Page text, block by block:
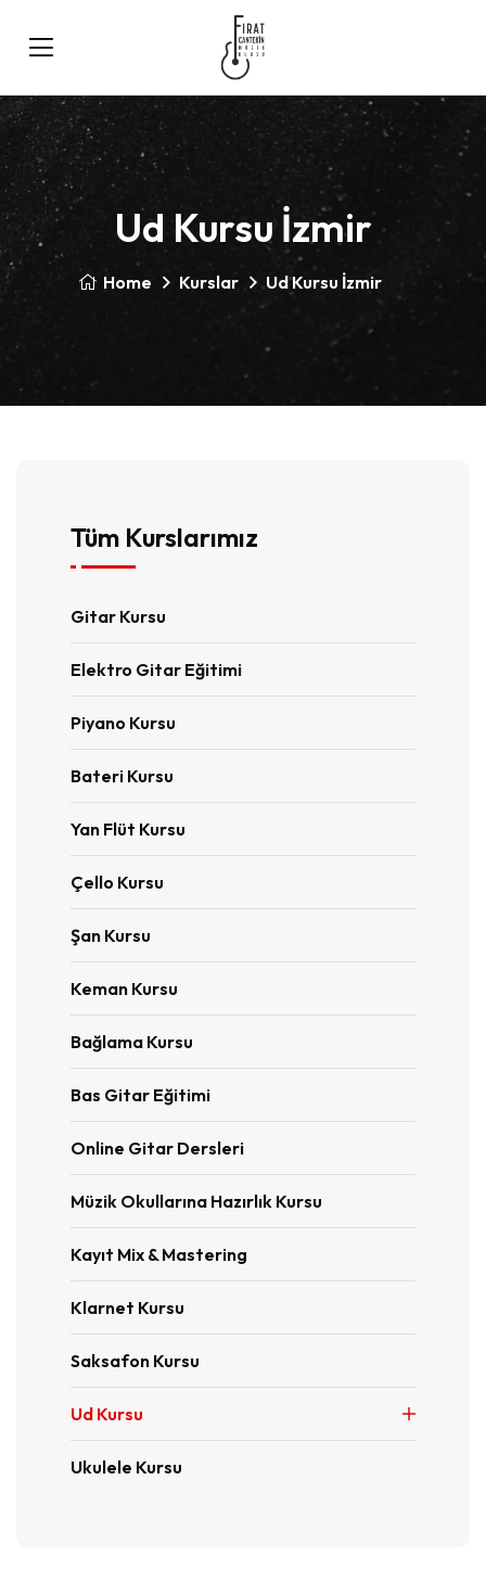
Ud Kursu İzmir
Home Kurslar Ud Kursu İzmir
Tüm Kurslarımız
Gitar Kursu
Elektro Gitar Eğitimi
Piyano Kursu
Bateri Kursu
Yan Flüt Kursu
Çello Kursu
Şan Kursu
Keman Kursu
Bağlama Kursu
Bas Gitar Eğitimi
Online Gitar Dersleri
Müzik Okullarına Hazırlık Kursu
Kayıt Mix & Mastering
Klarnet Kursu
Saksafon Kursu
Ud Kursu
Ukulele Kursu